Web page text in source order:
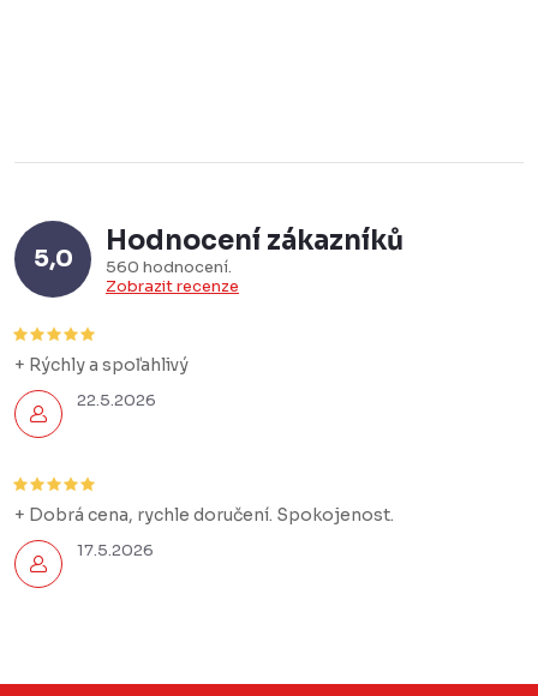
5,0
Hodnocení zákazníků
560 hodnocení
Zobrazit recenze
22.5.2026
+ Rýchly a spoľahlivý
17.5.2026
+ Dobrá cena, rychle doručení. Spokojenost.